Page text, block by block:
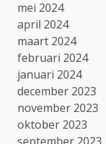
mei 2024
april 2024
maart 2024
februari 2024
januari 2024
december 2023
november 2023
oktober 2023
september 2023